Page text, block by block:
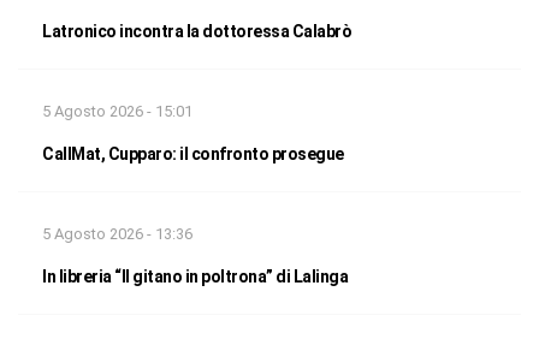
Latronico incontra la dottoressa Calabrò
5 Agosto 2026 - 15:01
CallMat, Cupparo: il confronto prosegue
5 Agosto 2026 - 13:36
In libreria “Il gitano in poltrona” di Lalinga